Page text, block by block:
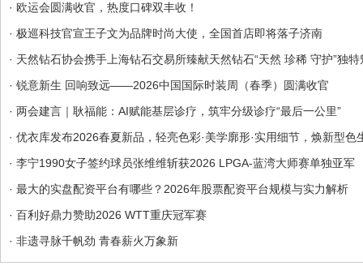
· 欧运会圆满收官，热度口碑双丰收！
· 极巡科技官宣王子文为品牌时尚大使，全国首店即将落子济南
· 天然钻石协会携手上海钻石交易所臻献天然钻石“天然 珍稀 守护”独特
· 锐意新生 回响致远——2026中国国际时装周（春季）圆满收官
· 两会建言｜耿福能：AI赋能基层诊疗，筑牢分级诊疗“最后一公里”
· 优衣库发布2026春夏新品，轻亮色彩·美学廓形·实用细节，焕新型色
· 李宁1990女子签约球员张维维斩获2026 LPGA-蓝湾大师赛单独亚军
· 最大的实盘配资平台有哪些？2026年股票配资平台规模与实力解析
· 百利好鼎力赞助2026 WTT重庆冠军赛
· 非遗寻脉千帆劲 青春薪火万象新